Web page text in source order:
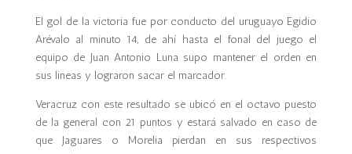
El gol de la victoria fue por conducto del uruguayo Egidio
Arévalo al minuto 14, de ahí hasta el fonal del juego el
equipo de Juan Antonio Luna supo mantener el orden en
sus lineas y lograron sacar el marcador.
Veracruz con este resultado se ubicó en el octavo puesto
de la general con 21 puntos y estará salvado en caso de
que Jaguares o Morelia pierdan en sus respectivos